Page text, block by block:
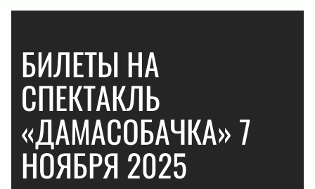
БИЛЕТЫ НА
СПЕКТАКЛЬ
«ДАМАСОБАЧКА» 7
НОЯБРЯ 2025